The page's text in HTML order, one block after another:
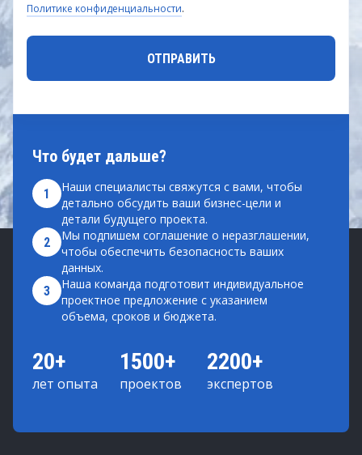
Что будет дальше?
1
Наши специалисты свяжутся с вами, чтобы
детально обсудить ваши бизнес-цели и
детали будущего проекта.
2
Мы подпишем соглашение о неразглашении,
чтобы обеспечить безопасность ваших
данных.
3
Наша команда подготовит индивидуальное
проектное предложение с указанием
объема, сроков и бюджета.
20+
лет опыта
1500+
проектов
2200+
экспертов
Политике конфиденциальности.